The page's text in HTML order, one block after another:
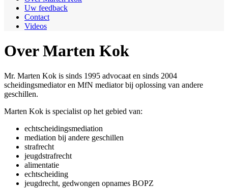
Uw feedback
Contact
Videos
Over Marten Kok
Mr. Marten Kok is sinds 1995 advocaat en sinds 2004
scheidingsmediator en MfN mediator bij oplossing van andere
geschillen.
Marten Kok is specialist op het gebied van:
echtscheidingsmediation
mediation bij andere geschillen
strafrecht
jeugdstrafrecht
alimentatie
echtscheiding
jeugdrecht, gedwongen opnames BOPZ